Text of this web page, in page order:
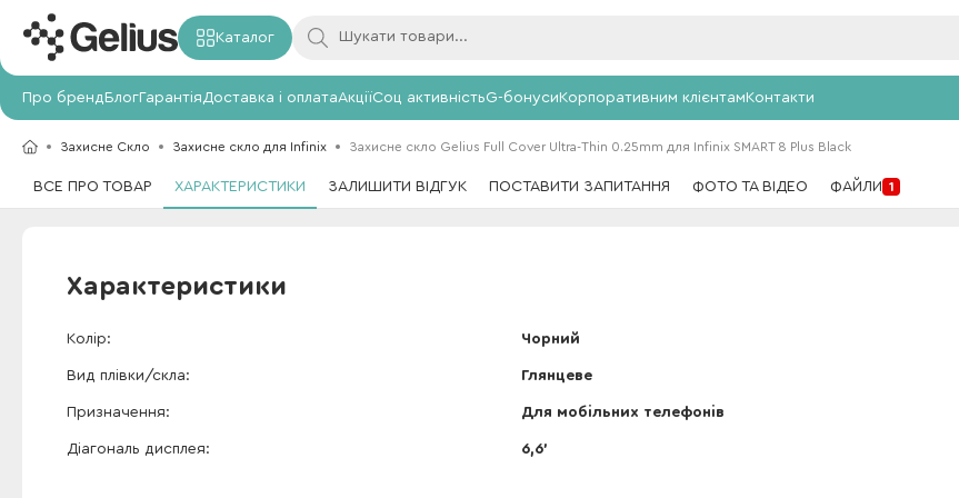
Каталог
Про брендБлогГарантія Доставка і оплатаАкціїСоц активністьG-бонусиКорпоративним клієнтамКонтакти
Захисне Скло Захисне скло для Infinix Захисне скло Gelius Full Cover Ultra-Thin 0.25mm для Infinix SMART 8 Plus Black
ВСЕ ПРО ТОВАР ХАРАКТЕРИСТИКИ ЗАЛИШИТИ ВІДГУК ПОСТАВИТИ ЗАПИТАННЯ ФОТО ТА ВІДЕО ФАЙЛИ 1
Характеристики
Колір Чорний
Вид плівки/скла Глянцеве
Призначення Для мобільних телефонів
Діагональ дисплея 6,6'